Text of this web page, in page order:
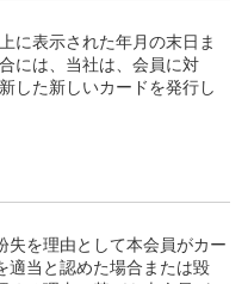
払い〔残高スライド方
払い〔残高スライド方
ボルビング払いのショッ
および手数料が算定額を
に表示された年月の末日ま
には、当社は、会員に対
した新しいカードを発行し
失を理由として本会員がカー
適当と認めた場合または毀